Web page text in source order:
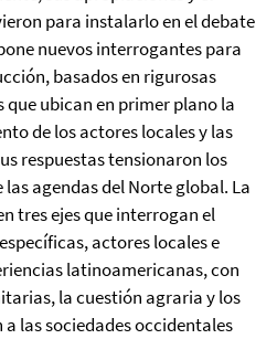
para instalarlo en el debate
nuevos interrogantes para
basados en rigurosas
ubican en primer plano la
de los actores locales y las
respuestas tensionaron los
agendas del Norte global. La
tres ejes que interrogan el
actores locales e
latinoamericanas, con
la cuestión agraria y los
las sociedades occidentales